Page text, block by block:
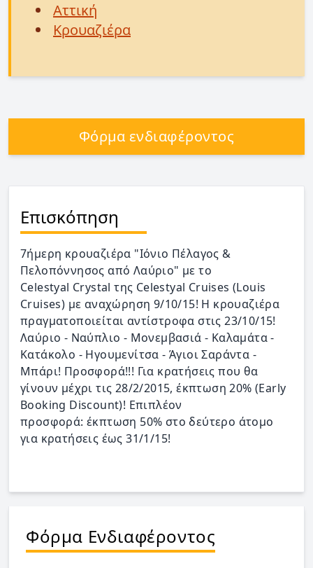
Αττική
Κρουαζιέρα
Φόρμα ενδιαφέροντος
Επισκόπηση
7ήμερη κρουαζιέρα "Ιόνιο Πέλαγος &
Πελοπόννησος από Λαύριο" με το
Celestyal Crystal της Celestyal Cruises (Louis
Cruises) με αναχώρηση 9/10/15! Η κρουαζιέρα
πραγματοποιείται αντίστροφα στις 23/10/15!
Λαύριο - Ναύπλιο - Μονεμβασιά - Καλαμάτα -
Κατάκολο - Ηγουμενίτσα - Άγιοι Σαράντα -
Μπάρι! Προσφορά!!! Για κρατήσεις που θα
γίνουν μέχρι τις 28/2/2015, έκπτωση 20% (Early
Booking Discount)! Επιπλέον
προσφορά: έκπτωση 50% στο δεύτερο άτομο
για κρατήσεις έως 31/1/15!
Φόρμα Ενδιαφέροντος